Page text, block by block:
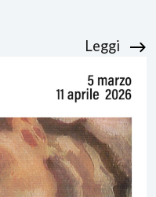
Leggi